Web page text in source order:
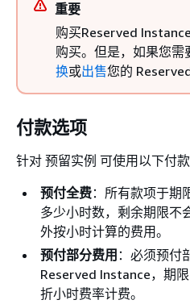
重要
购买Reserved
购买。但是，如果您需
换或出售您的
付款选项
针对 预留实例 可使用以下付款
预付全费：所有款项于期
多少小时数，剩余期限不
外按小时计算的费用。
预付部分费用 ：必须预付
Reserved Instance，期
折小时费率计费。